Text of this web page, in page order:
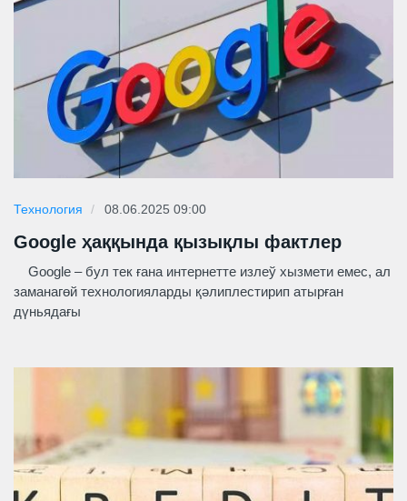
Технология 08.06.2025 09:00
Google ҳаққында қызықлы фактлер
Google – бул тек ғана интернетте излеў хызмети емес, ал
заманагөй технологияларды қәлиплестирип атырған
дүньядағы